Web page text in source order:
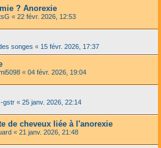
? Anorexie
« 22 févr. 2026, 12:53
songes « 15 févr. 2026, 17:37
« 04 févr. 2026, 19:04
gstr « 25 janv. 2026, 22:14
de cheveux liée à l'anorexie
« 21 janv. 2026, 21:48